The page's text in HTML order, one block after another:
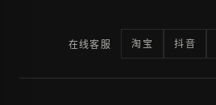
在线客服 淘宝 抖音